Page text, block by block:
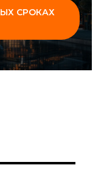
СРОКАХ